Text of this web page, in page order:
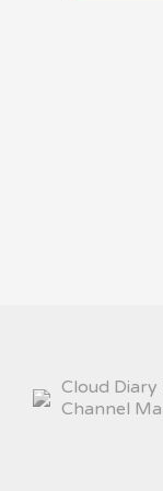
Cloud Diary
Channel